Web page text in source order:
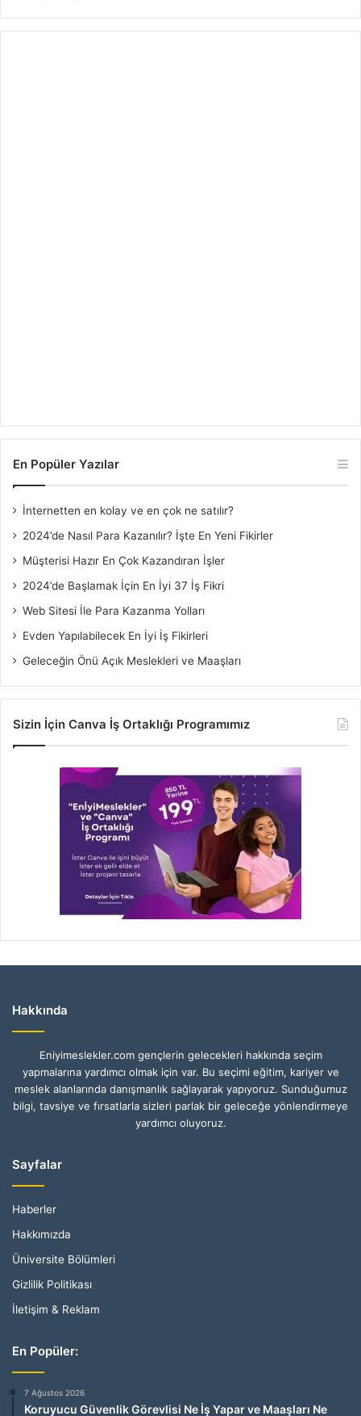
En Popüler Yazılar
İnternetten en kolay ve en çok ne satılır?
2024’de Nasıl Para Kazanılır? İşte En Yeni Fikirler
Müşterisi Hazır En Çok Kazandıran İşler
2024’de Başlamak İçin En İyi 37 İş Fikri
Web Sitesi İle Para Kazanma Yolları
Evden Yapılabilecek En İyi İş Fikirleri
Geleceğin Önü Açık Meslekleri ve Maaşları
Sizin İçin Canva İş Ortaklığı Programımız
Hakkında
Eniyimeslekler.com gençlerin gelecekleri hakkında seçim
yapmalarına yardımcı olmak için var. Bu seçimi eğitim, kariyer ve
meslek alanlarında danışmanlık sağlayarak yapıyoruz. Sunduğumuz
bilgi, tavsiye ve fırsatlarla sizleri parlak bir geleceğe yönlendirmeye
yardımcı oluyoruz.
Sayfalar
Haberler
Hakkımızda
Üniversite Bölümleri
Gizlilik Politikası
İletişim & Reklam
En Popüler:
7 Ağustos 2026
Koruyucu Güvenlik Görevlisi Ne İş Yapar ve Maaşları Ne